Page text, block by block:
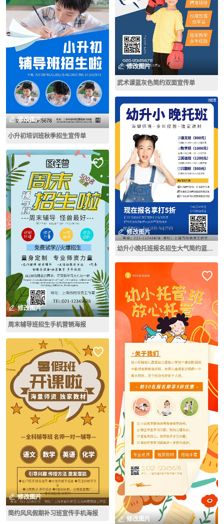
修改图片
小升初培训班秋季招生宣传单
修改图片
周末辅导班招生手机营销海报
修改图片
简约风风假期补习班宣传手机海报
修改图片
武术课蓝灰色简约双面宣传单
修改图片
幼升小晚托班报名招生大气简约蓝色海报
修改图片